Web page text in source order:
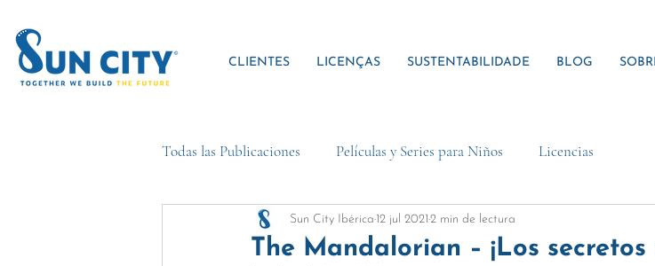
CLIENTES LICENÇAS SUSTENTABILIDADE BLOG
Todas las Publicaciones Películas y Series para Niños Licencias
The Mandalorian – ¡Los
Sun City Ibérica 12 jul 2021 2 min de lectura